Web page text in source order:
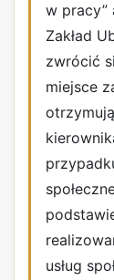
w pracy”
Zakład
zwrócić
miejsce
usług